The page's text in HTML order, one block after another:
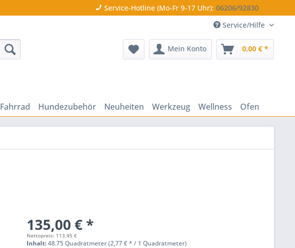
Service-Hotline (Mo-Fr 9-17 Uhr): 06206/92830
Service/Hilfe
Mein Konto 0,00 € *
Fahrrad Hundezubehör Neuheiten Werkzeug Wellness Ofen
135,00 € *
Nettopreis: 113,45 €
Inhalt:48.75 Quadratmeter(2,77 € * / 1 Quadratmeter)